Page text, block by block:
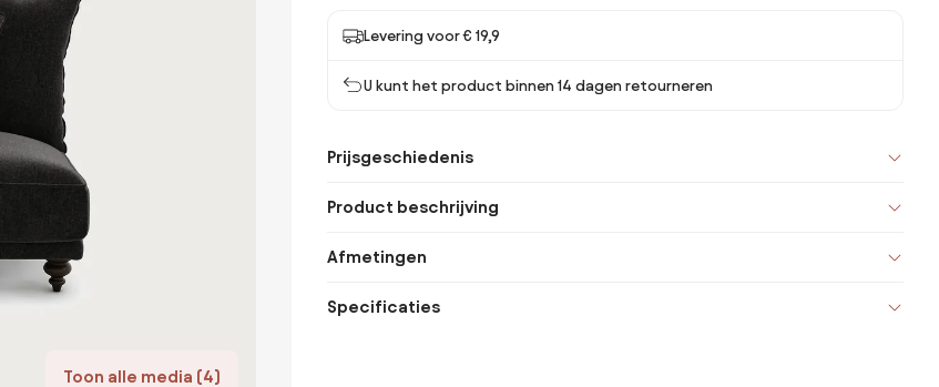
Toon alle media (4)
Levering voor € 19,9
U kunt het product binnen 14 dagen retourneren
Prijsgeschiedenis
Product beschrijving
Afmetingen
Specificaties